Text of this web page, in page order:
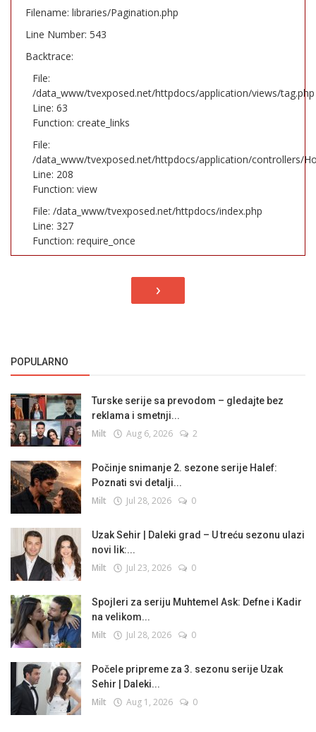
Filename: libraries/Pagination.php
Line Number: 543
Backtrace:
File:
/data_www/tvexposed.net/httpdocs/application/views/tag.php
Line: 63
Function: create_links
File:
/data_www/tvexposed.net/httpdocs/application/controllers/
Line: 208
Function: view
File: /data_www/tvexposed.net/httpdocs/index.php
Line: 327
Function: require_once
›
POPULARNO
Turske serije sa prevodom – gledajte bez
reklama i smetnji...
Milt Aug 6, 2026 2
Počinje snimanje 2. sezone serije Halef:
Poznati svi detalji...
Milt Jul 28, 2026 0
Uzak Sehir | Daleki grad – U treću sezonu ulazi
novi lik:...
Milt Jul 23, 2026 0
Spojleri za seriju Muhtemel Ask: Defne i Kadir
na velikom...
Milt Jul 28, 2026 0
Počele pripreme za 3. sezonu serije Uzak
Sehir | Daleki...
Milt Aug 1, 2026 0